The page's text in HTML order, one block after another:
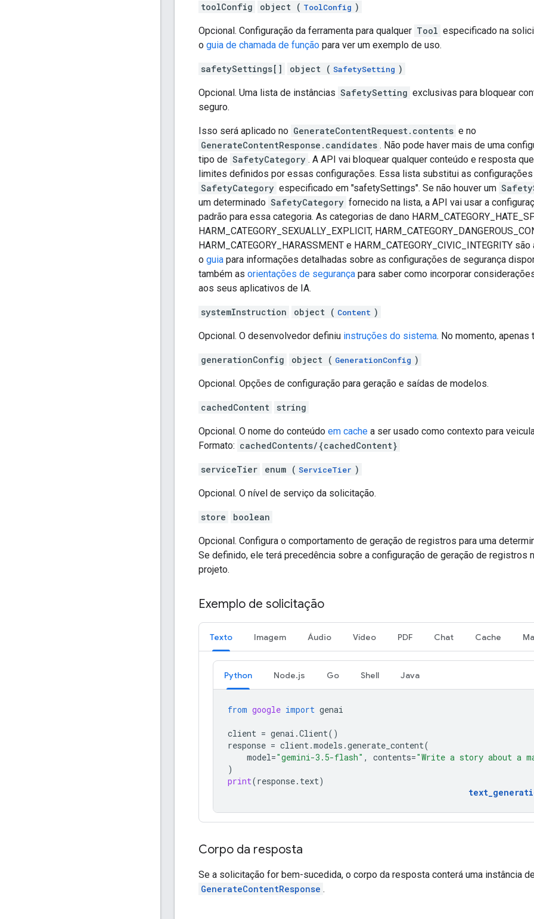
toolConfig object ( ToolConfig )
Opcional. Configuração da ferramenta para qualquer Tool especificado na
o guia de chamada de função para ver um exemplo de uso.
safetySettings[] object ( SafetySetting )
Opcional. Uma lista de instâncias SafetySetting exclusivas para bloquear
seguro.
Isso será aplicado no GenerateContentRequest.contents e no
GenerateContentResponse.candidates . Não pode haver mais de uma
tipo de SafetyCategory . A API vai bloquear qualquer conteúdo e resposta
limites definidos por essas configurações. Essa lista substitui as configurações
SafetyCategory especificado em "safetySettings". Se não houver um
um determinado SafetyCategory fornecido na lista, a API vai usar a
padrão para essa categoria. As categorias de dano
HARM_CATEGORY_SEXUALLY_EXPLICIT,
HARM_CATEGORY_HARASSMENT e HARM_CATEGORY_CIVIC_INTEGRITY
o guia para informações detalhadas sobre as configurações de segurança
também as orientações de segurança para saber como incorporar
aos seus aplicativos de IA.
systemInstruction object ( Content )
Opcional. O desenvolvedor definiu instruções do sistema. No momento, apenas
generationConfig object ( GenerationConfig )
Opcional. Opções de configuração para geração e saídas de modelos.
cachedContent string
Opcional. O nome do conteúdo em cache a ser usado como contexto para
Formato: cachedContents/{cachedContent}
serviceTier enum ( ServiceTier )
Opcional. O nível de serviço da solicitação.
store boolean
Opcional. Configura o comportamento de geração de registros para uma
Se definido, ele terá precedência sobre a configuração de geração de registros
projeto.
Exemplo de solicitação
Texto Imagem Áudio Vídeo PDF Chat Cache
Python Node.js Go Shell Java
from google import genai
client = genai .Client()
response = client.models .generate_content(
model="gemini-3.5-flash" , contents="Write a story about a
)
print(response. text)
Corpo da resposta
Se a solicitação for bem-sucedida, o corpo da resposta conterá uma instância
GenerateContentResponse .